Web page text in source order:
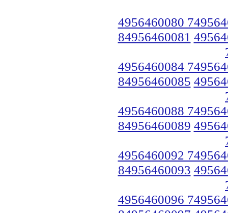
4956460080
84956460081
4956460084
84956460085
4956460088
84956460089
4956460092
84956460093
4956460096